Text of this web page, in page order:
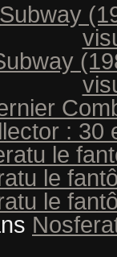
Subway
: 30
le
le
le